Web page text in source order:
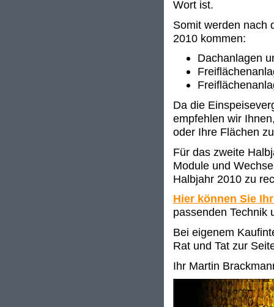
Wort ist.
Somit werden nach
2010 kommen:
Dachanlagen
Da die
empfehlen wir
oder Ihre Flächen
Für das zweite
Module und
Halbjahr 2010 zu
Hier können Sie
passenden Technik
Bei eigenem
Rat und Tat zur
Ihr Martin